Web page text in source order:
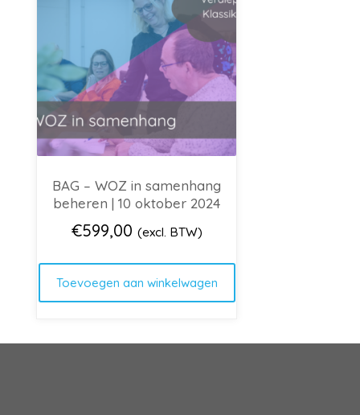
BAG – WOZ in samenhang
beheren | 10 oktober 2024
€599,00 (excl. BTW)
Toevoegen aan winkelwagen